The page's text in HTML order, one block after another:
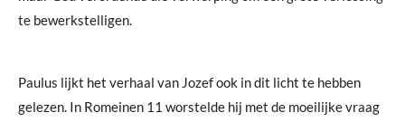
te bewerkstelligen.
Paulus lijkt het verhaal van Jozef ook in dit licht te hebben
gelezen. In Romeinen 11 worstelde hij met de moeilijke vraag